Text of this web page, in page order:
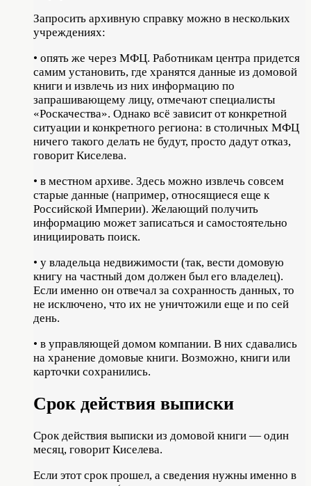
Запросить архивную справку можно в нескольких
учреждениях:
• опять же через МФЦ. Работникам центра придется
самим установить, где хранятся данные из домовой
книги и извлечь из них информацию по
запрашивающему лицу, отмечают специалисты
«Роскачества». Однако всё зависит от конкретной
ситуации и конкретного региона: в столичных МФЦ
ничего такого делать не будут, просто дадут отказ,
говорит Киселева.
• в местном архиве. Здесь можно извлечь совсем
старые данные (например, относящиеся еще к
Российской Империи). Желающий получить
информацию может записаться и самостоятельно
инициировать поиск.
• у владельца недвижимости (так, вести домовую
книгу на частный дом должен был его владелец).
Если именно он отвечал за сохранность данных, то
не исключено, что их не уничтожили еще и по сей
день.
• в управляющей домом компании. В них сдавались
на хранение домовые книги. Возможно, книги или
карточки сохранились.
Срок действия выписки
Срок действия выписки из домовой книги — один
месяц, говорит Киселева.
Если этот срок прошел, а сведения нужны именно в